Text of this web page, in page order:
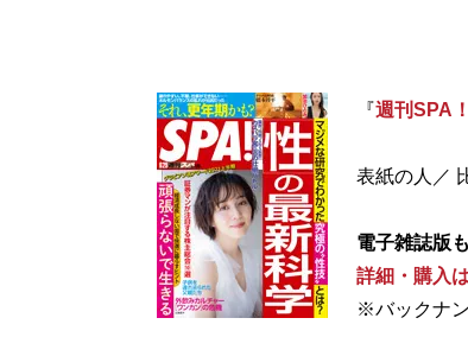
『週刊SPA
表紙の人／
電子雑誌版
詳細・購入
※バックナ